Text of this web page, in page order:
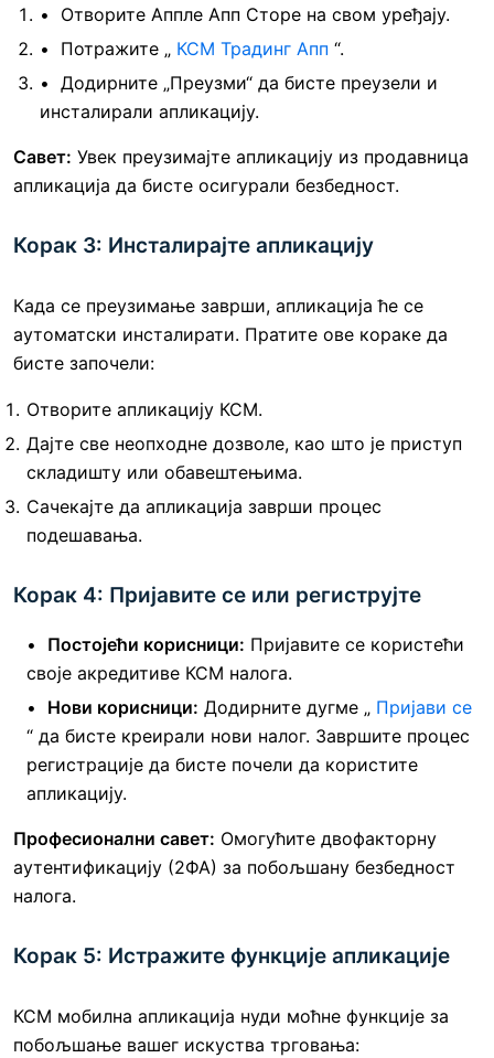
Отворите Аппле Апп Сторе на свом уређају.
Потражите „ КСМ Традинг Апп “.
Додирните „Преузми“ да бисте преузели и
инсталирали апликацију.
Савет: Увек преузимајте апликацију из продавница
апликација да бисте осигурали безбедност.
Корак 3: Инсталирајте апликацију
Када се преузимање заврши, апликација ће се
аутоматски инсталирати. Пратите ове кораке да
бисте започели:
Отворите апликацију КСМ.
Дајте све неопходне дозволе, као што је приступ
складишту или обавештењима.
Сачекајте да апликација заврши процес
подешавања.
Корак 4: Пријавите се или региструјте
Постојећи корисници: Пријавите се користећи
своје акредитиве КСМ налога.
Нови корисници: Додирните дугме „ Пријави се
“ да бисте креирали нови налог. Завршите процес
регистрације да бисте почели да користите
апликацију.
Професионални савет: Омогућите двофакторну
аутентификацију (2ФА) за побољшану безбедност
налога.
Корак 5: Истражите функције апликације
КСМ мобилна апликација нуди моћне функције за
побољшање вашег искуства трговања: